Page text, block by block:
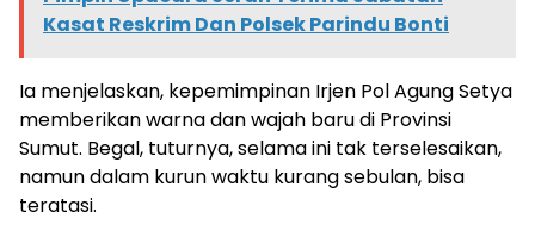
Kasat Reskrim Dan Polsek Parindu Bonti
Ia menjelaskan, kepemimpinan Irjen Pol Agung Setya
memberikan warna dan wajah baru di Provinsi
Sumut. Begal, tuturnya, selama ini tak terselesaikan,
namun dalam kurun waktu kurang sebulan, bisa
teratasi.